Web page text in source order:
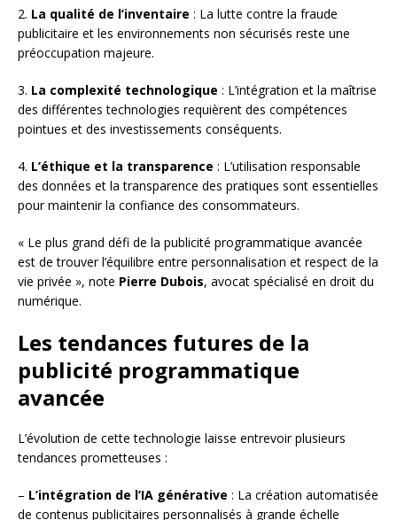
2. La qualité de l’inventaire : La lutte contre la fraude
publicitaire et les environnements non sécurisés reste une
préoccupation majeure.
3. La complexité technologique : L’intégration et la maîtrise
des différentes technologies requièrent des compétences
pointues et des investissements conséquents.
4. L’éthique et la transparence : L’utilisation responsable
des données et la transparence des pratiques sont essentielles
pour maintenir la confiance des consommateurs.
« Le plus grand défi de la publicité programmatique avancée
est de trouver l’équilibre entre personnalisation et respect de la
vie privée », note Pierre Dubois, avocat spécialisé en droit du
numérique.
Les tendances futures de la
publicité programmatique
avancée
L’évolution de cette technologie laisse entrevoir plusieurs
tendances prometteuses :
– L’intégration de l’IA générative : La création automatisée
de contenus publicitaires personnalisés à grande échelle